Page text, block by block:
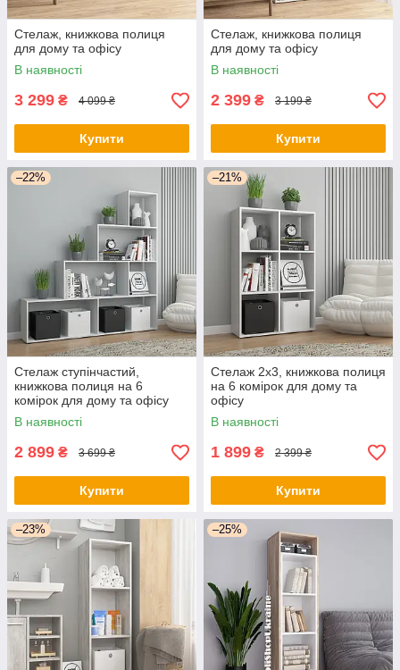
Стелаж, книжкова полиця
для дому та офісу
В наявності
3 299 ₴ 4 099 ₴
Купити
Стелаж, книжкова полиця
для дому та офісу
В наявності
2 399 ₴ 3 199 ₴
Купити
–22%
Стелаж ступінчастий,
книжкова полиця на 6
комірок для дому та офісу
В наявності
2 899 ₴ 3 699 ₴
Купити
–21%
Стелаж 2х3, книжкова полиця
на 6 комірок для дому та
офісу
В наявності
1 899 ₴ 2 399 ₴
Купити
–23% –25%